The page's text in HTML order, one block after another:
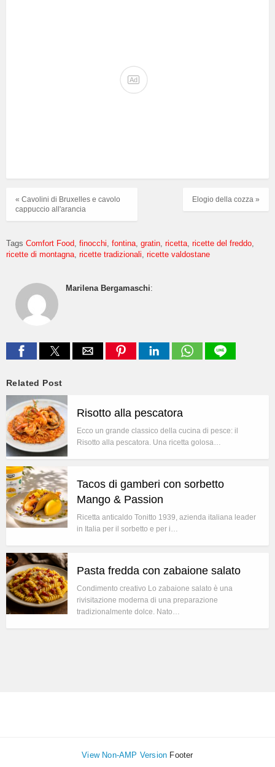
Ad
Elogio della cozza »
« Cavolini di Bruxelles e cavolo
cappuccio all'arancia
Tags Comfort Food finocchi fontina gratin ricetta ricette del freddo
ricette di montagna ricette tradizionali ricette valdostane
Marilena Bergamaschi:
Related Post
Risotto alla pescatora
Ecco un grande classico della cucina di pesce: il
Risotto alla pescatora. Una ricetta golosa…
Tacos di gamberi con sorbetto
Mango & Passion
Ricetta anticaldo Tonitto 1939, azienda italiana leader
in Italia per il sorbetto e per i…
Pasta fredda con zabaione salato
Condimento creativo Lo zabaione salato è una
rivisitazione moderna di una preparazione
tradizionalmente dolce. Nato…
View Non-AMP Version Footer